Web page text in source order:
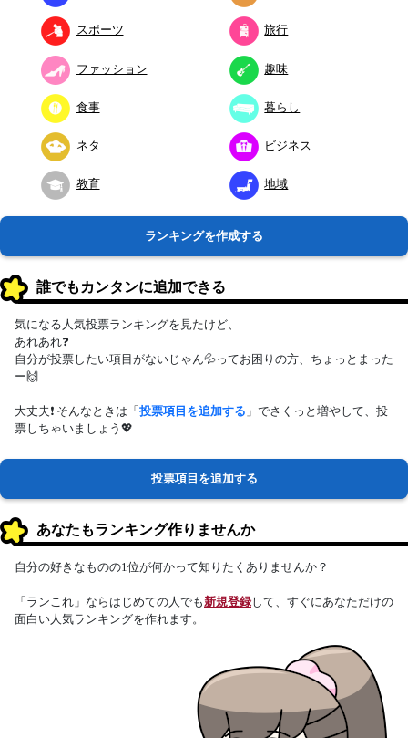
スポーツ 旅行
ファッション 趣味
食事 暮らし
ネタ ビジネス
教育 地域
ランキングを作成する
誰でもカンタンに追加できる
気になる人気投票ランキングを見たけど、
あれあれ❓
自分が投票したい項目がないじゃん💦ってお困りの方、ちょっとまった
ー🙌
大丈夫❗ そんなときは「投票項目を追加する 」でさくっと増やして、投
票しちゃいましょう💖
投票項目を追加する
あなたもランキング作りませんか
自分の好きなものの1位が何かって知りたくありませんか？
「ランこれ」ならはじめての人でも新規登録して、すぐにあなただけの
面白い人気ランキングを作れます。